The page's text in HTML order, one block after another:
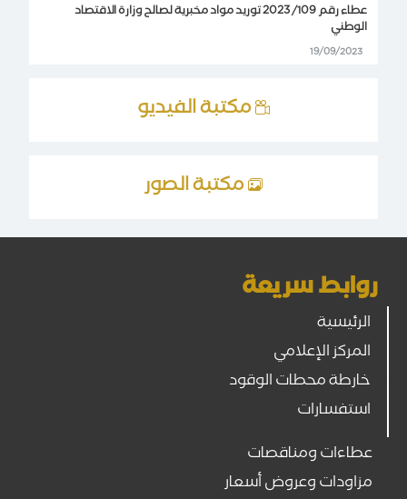
عطاء رقم 109/ 2023 توريد مواد مخبرية لصالح وزارة الاقتصاد
الوطني
19/09/2023
مكتبة الفيديو
مكتبة الصور
روابط سريعة
الرئيسية
المركز الإعلامي
خارطة محطات الوقود
استفسارات
عطاءات ومناقصات
مزاودات وعروض أسعار